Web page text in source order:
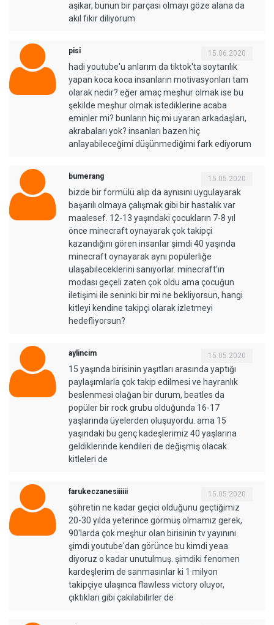
aşikar, bunun bir parçası olmayı göze alana da
akıl fikir diliyorum
pisi 15.06.2020
hadi youtube'u anlarım da tiktok'ta soytarılık
yapan koca koca insanların motivasyonları tam
olarak nedir? eğer amaç meşhur olmak ise bu
şekilde meşhur olmak istediklerine acaba
eminler mi? bunların hiç mi uyaran arkadaşları,
akrabaları yok? insanları bazen hiç
anlayabileceğimi düşünmediğimi fark ediyorum
bumerang 15.05.2020
bizde bir formülü alıp da aynısını uygulayarak
başarılı olmaya çalışmak gibi bir hastalık var
maalesef. 12-13 yaşındaki çocukların 7-8 yıl
önce minecraft oynayarak çok takipçi
kazandığını gören insanlar şimdi 40 yaşında
minecraft oynayarak aynı popülerliğe
ulaşabileceklerini sanıyorlar. minecraft'ın
modası geçeli zaten çok oldu ama çocuğun
iletişimi ile seninki bir mi ne bekliyorsun, hangi
kitleyi kendine takipçi olarak izletmeyi
hedefliyorsun?
aylincim 15.05.2020
15 yaşında birisinin yaşıtları arasında yaptığı
paylaşımlarla çok takip edilmesi ve hayranlık
beslenmesi olağan bir durum, beatles da
popüler bir rock grubu olduğunda 16-17
yaşlarında üyelerden oluşuyordu. ama 15
yaşındaki bu genç kadeşlerimiz 40 yaşlarına
geldiklerinde kendileri de değişmiş olacak
kitleleri de
farukeczanesiiiiii 15.05.2020
şöhretin ne kadar geçici olduğunu geçtiğimiz
20-30 yılda yeterince görmüş olmamız gerek,
90'larda çok meşhur olan birisinin tv yayınını
şimdi youtube'dan görünce bu kimdi yeaa
diyoruz o kadar unutulmuş. şimdiki fenomen
kardeşlerim de sanmasınlar ki 1 milyon
takipçiye ulaşınca flawless victory oluyor,
çıktıkları gibi çakılabilirler de